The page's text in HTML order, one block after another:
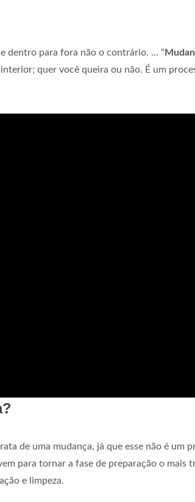
dentro para fora não o contrário. ... “
quer você queira ou não. É um
de uma mudança, já que esse não é um
para tornar a fase de preparação o mais
e limpeza.